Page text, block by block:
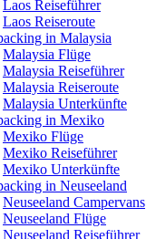
Laos Reiseführer
Laos Reiseroute
in Malaysia
Malaysia Flüge
Malaysia Reiseführer
Malaysia Reiseroute
Malaysia Unterkünfte
in Mexiko
Mexiko Flüge
Mexiko Reiseführer
Mexiko Unterkünfte
in Neuseeland
Neuseeland Campervans
Neuseeland Flüge
Neuseeland Reiseführer